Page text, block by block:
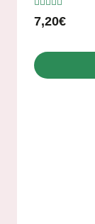
Valorado
con
7,20€